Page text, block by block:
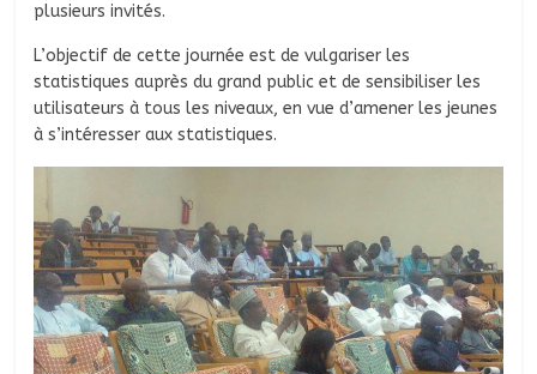
plusieurs invités.
L’objectif de cette journée est de vulgariser les
statistiques auprès du grand public et de sensibiliser les
utilisateurs à tous les niveaux, en vue d’amener les jeunes
à s’intéresser aux statistiques.